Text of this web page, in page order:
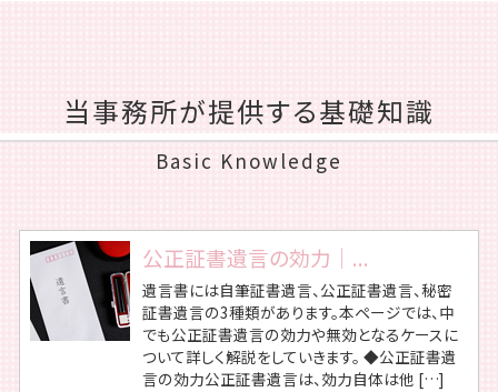
当事務所が提供する基礎知識
Basic Knowledge
公正証書遺言の効力｜...
遺言書には自筆証書遺言、公正証書遺言、秘密
証書遺言の3種類があります。本ページでは、中
でも公正証書遺言の効力や無効となるケースに
ついて詳しく解説をしていきます。 ◆公正証書遺
言の効力公正証書遺言は、効力自体は他 […]